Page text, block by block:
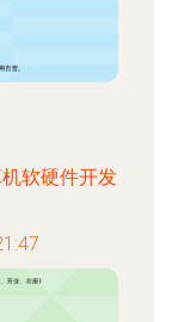
软硬件开发